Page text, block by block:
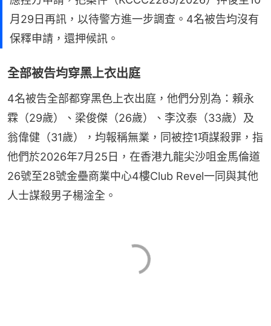
月29日再訊，以待警方進一步調查。4名被告均沒有
保釋申請，還押候訊。
全部被告均穿黑上衣出庭
4名被告全部都穿黑色上衣出庭，他們分別為：賴永
霖（29歲）、梁俊傑（26歲）、李汶泰（33歲）及
翁偉健（31歲），均報稱無業，同被控1項謀殺罪，指
他們於2026年7月25日，在香港九龍尖沙咀金馬倫道
26號至28號金壘商業中心4樓Club Revel一同與其他
人士謀殺男子楊淦全。